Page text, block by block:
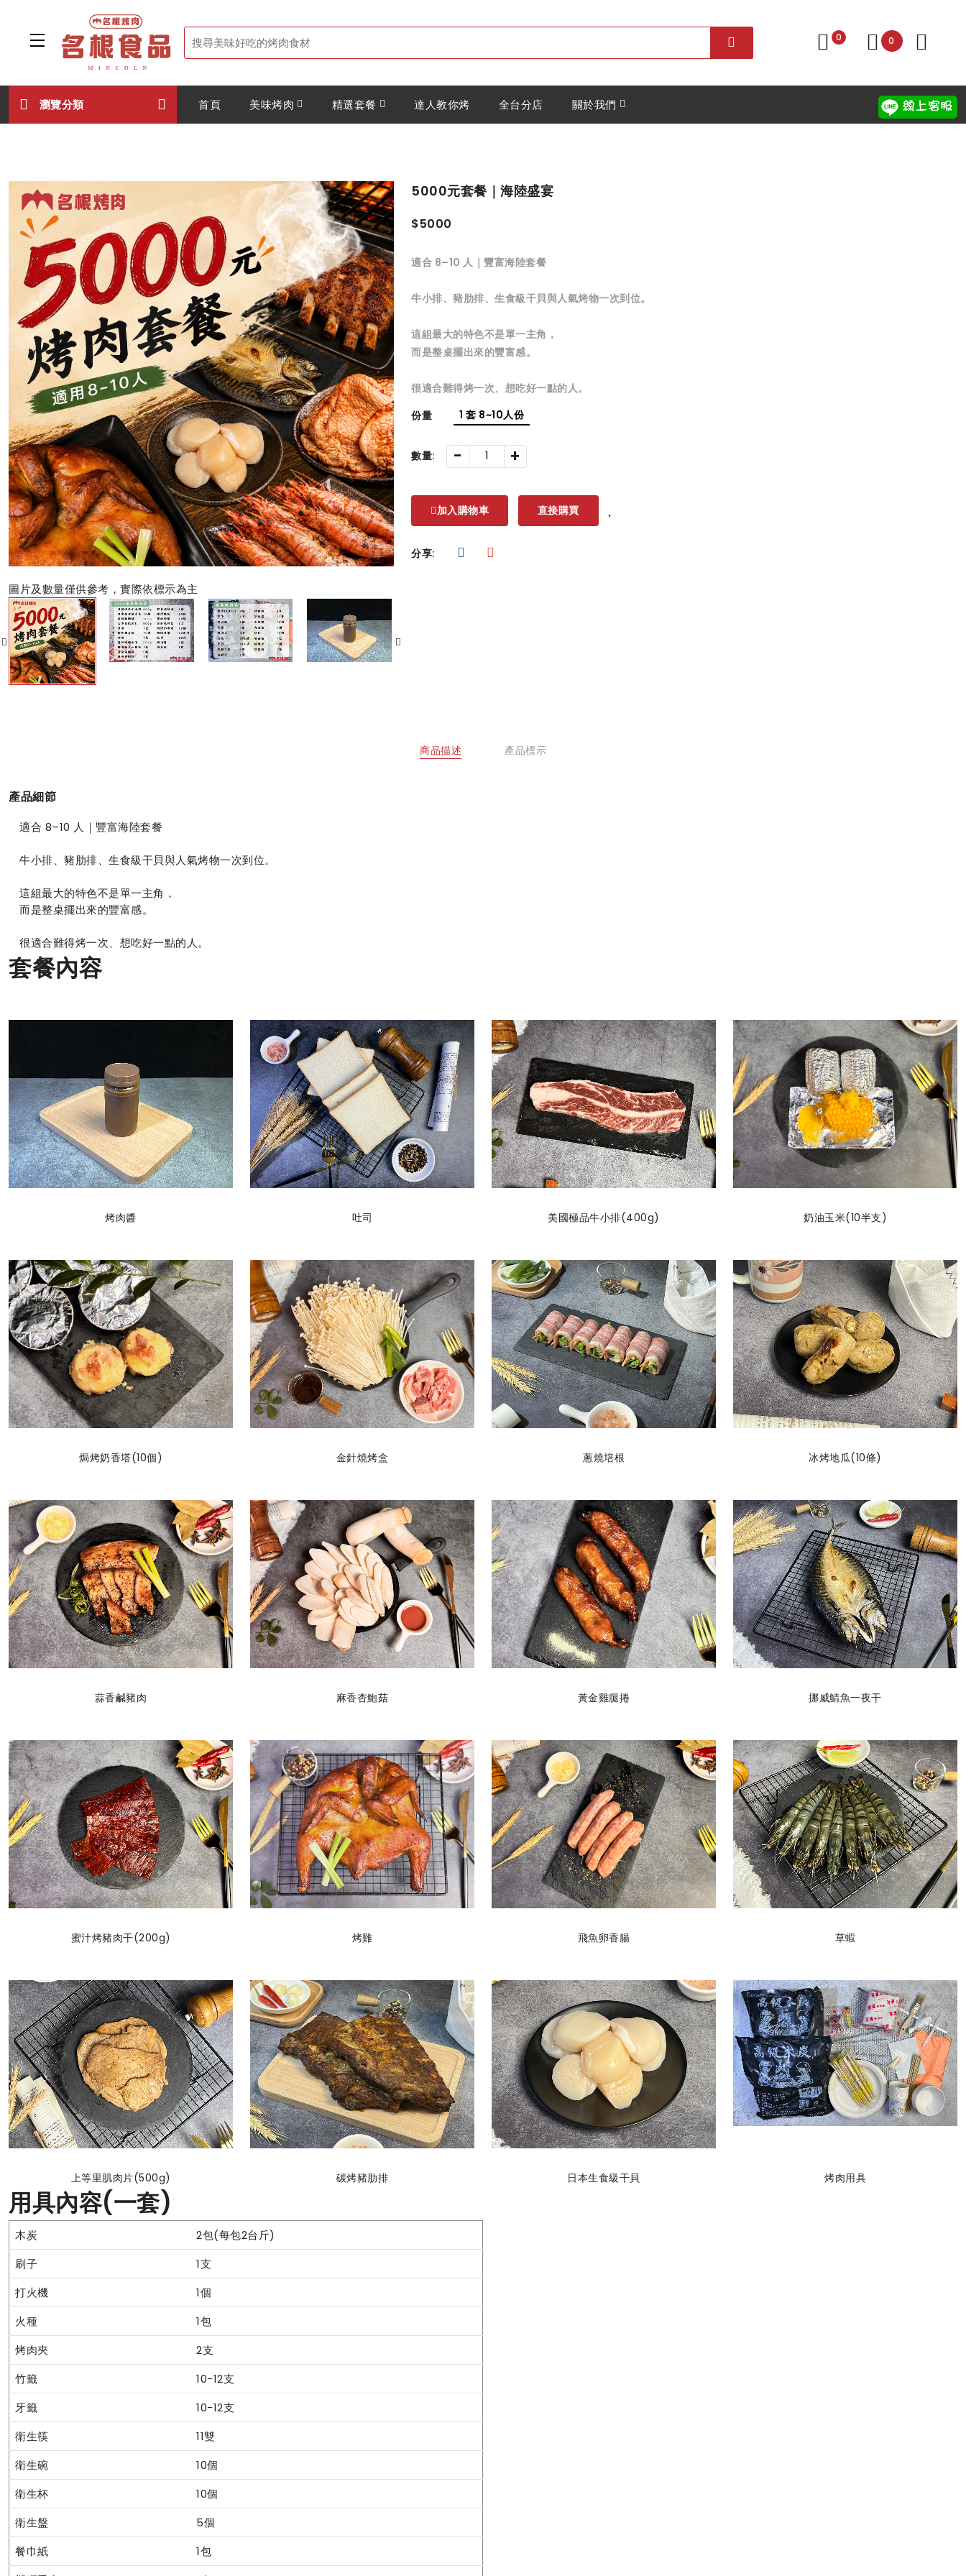
0 0
瀏覽分類 首頁 美味烤肉 精選套餐 達人教你烤 全台分店 關於我們
圖片及數量僅供參考，實際依標示為主
5000元套餐｜海陸盛宴
$5000
適合 8–10 人｜豐富海陸套餐
牛小排、豬肋排、生食級干貝與人氣烤物一次到位。
這組最大的特色不是單一主角，
而是整桌擺出來的豐富感。
很適合難得烤一次、想吃好一點的人。
份量
1 套 8~10人份
數量: - +
加入購物車 直接購買
分享:
商品描述 產品標示
產品細節
適合 8–10 人｜豐富海陸套餐
牛小排、豬肋排、生食級干貝與人氣烤物一次到位。
這組最大的特色不是單一主角，
而是整桌擺出來的豐富感。
很適合難得烤一次、想吃好一點的人。
套餐內容
烤肉醬 吐司 美國極品牛小排(400g) 奶油玉米(10半支)
焗烤奶香塔(10個) 金針燒烤盒 蔥燒培根 冰烤地瓜(10條)
蒜香鹹豬肉 麻香杏鮑菇 黃金雞腿捲 挪威鯖魚一夜干
蜜汁烤豬肉干(200g) 烤雞 飛魚卵香腸 草蝦
上等里肌肉片(500g) 碳烤豬肋排 日本生食級干貝 烤肉用具
用具內容(一套)
木炭
2包(每包2台斤)
刷子
1支
打火機
1個
火種
1包
烤肉夾
2支
竹籤
10-12支
牙籤
10-12支
衛生筷
11雙
衛生碗
10個
衛生杯
10個
衛生盤
5個
餐巾紙
1包